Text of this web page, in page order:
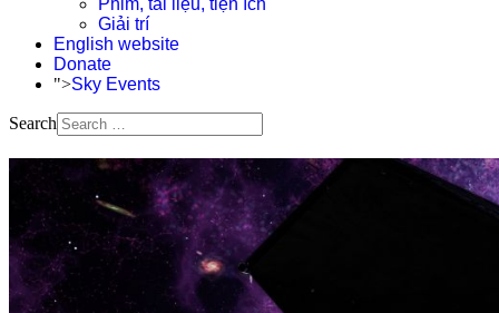
Phim, tài liệu, tiện ích
Giải trí
English website
Donate
">Sky Events
Search